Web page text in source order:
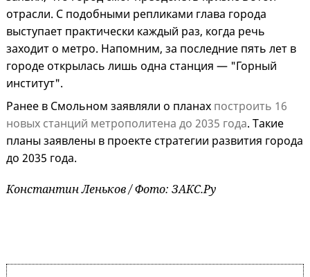
отрасли. С подобными репликами глава города
выступает практически каждый раз, когда речь
заходит о метро. Напомним, за последние пять лет в
городе открылась лишь одна станция — "Горный
институт".
Ранее в Смольном заявляли о планах построить 16
новых станций метрополитена до 2035 года. Такие
планы заявлены в проекте стратегии развития города
до 2035 года.
Константин Леньков / Фото: ЗАКС.Ру